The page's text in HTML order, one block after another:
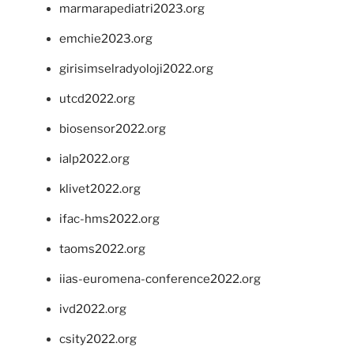
marmarapediatri2023.org
emchie2023.org
girisimselradyoloji2022.org
utcd2022.org
biosensor2022.org
ialp2022.org
klivet2022.org
ifac-hms2022.org
taoms2022.org
iias-euromena-conference2022.org
ivd2022.org
csity2022.org